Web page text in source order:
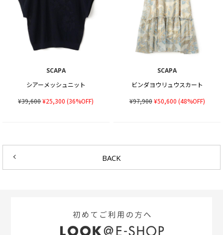
SCAPA
シアーメッシュニット
¥39,600¥25,300 (36%OFF)
SCAPA
ビンダヨウリュウスカート
¥97,900¥50,600 (48%OFF)
BACK